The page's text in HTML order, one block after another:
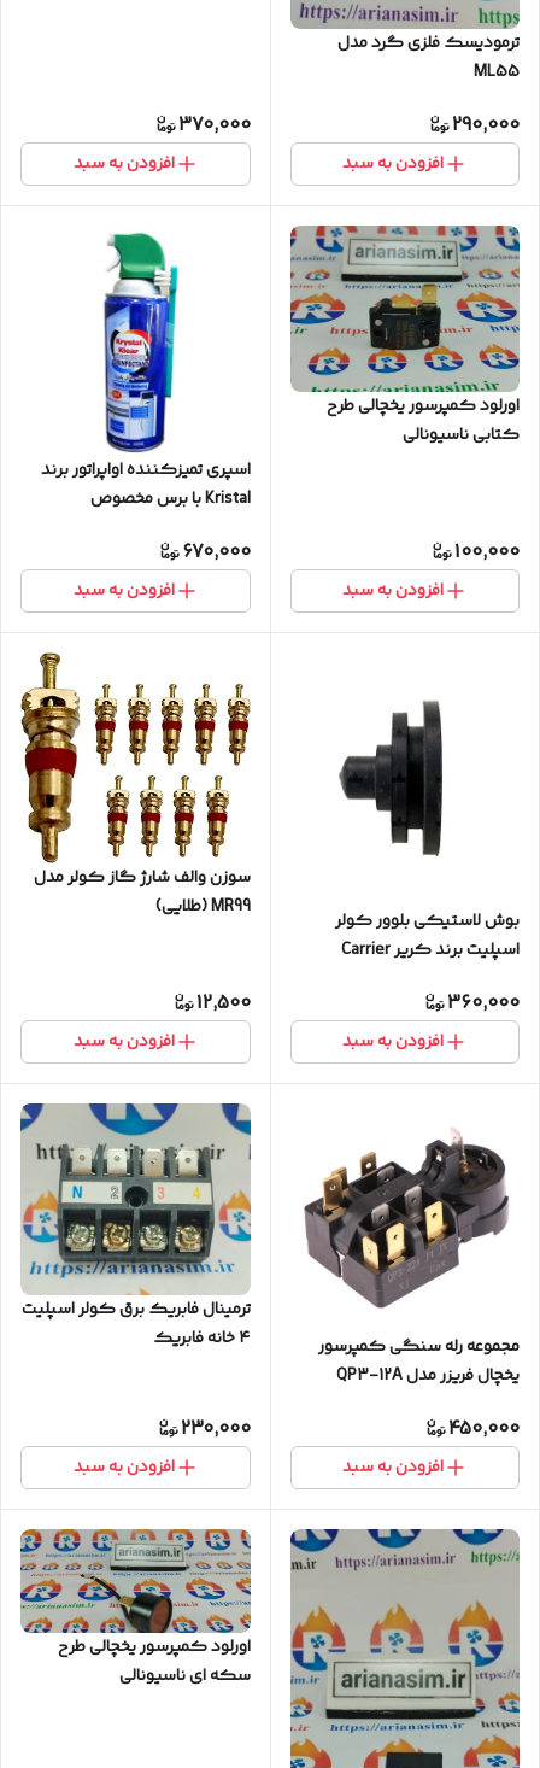
ترمودیسک فلزی گرد مدل
ML55
290,000
افزودن به سبد
370,000
افزودن به سبد
اورلود کمپرسور یخچالی طرح
کتابی ناسیونالی
100,000
افزودن به سبد
اسپری تمیزکننده اواپراتور برند
Kristal با برس مخصوص
670,000
افزودن به سبد
بوش لاستیکی بلوور کولر
اسپلیت برند کریر Carrier
360,000
افزودن به سبد
سوزن والف شارژ گاز کولر مدل
MR99 (طلایی)
12,500
افزودن به سبد
مجموعه رله سنگی کمپرسور
یخچال فریزر مدل QP3-12A
450,000
افزودن به سبد
ترمینال فابریک برق کولر اسپلیت
۴ خانه فابریک
230,000
افزودن به سبد
اورلود کمپرسور یخچالی طرح
سکه ای ناسیونالی